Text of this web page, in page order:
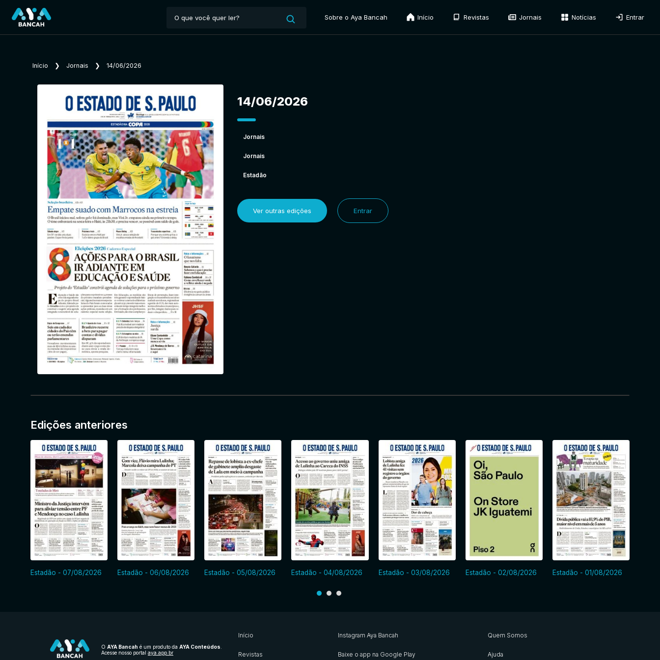
Sobre o Aya Bancah Início Revistas Jornais Notícias Entrar
Início ❯ Jornais ❯ 14/06/2026
14/06/2026
Jornais
Jornais
Estadão
Ver outras edições Entrar
Edições anteriores
Estadão - 07/08/2026 Estadão - 06/08/2026 Estadão - 05/08/2026 Estadão - 04/08/2026 Estadão - 03/08/2026 Estadão - 02/08/2026 Estadão - 01/08/2026
O AYA Bancah é um produto da AYA Conteúdos
Acesse nosso portal aya.app.br
Início
Revistas
Instagram Aya Bancah
Baixe o app na Google Play
Quem Somos
Ajuda